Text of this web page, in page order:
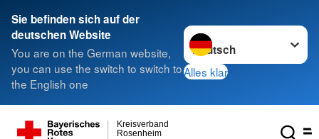
Sie befinden sich auf der
deutschen Website
You are on the German website,
you can use the switch to switch to
the English one
Sprache wechseln zu
Alles klar
Rosenheim
Kreisverband